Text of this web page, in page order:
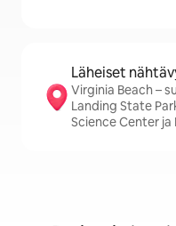
Läheiset
Virginia Beach –
Landing State
Science Center